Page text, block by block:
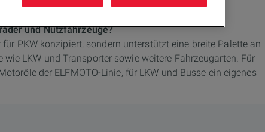
und Nutzfahrzeuge?
PKW konzipiert, sondern unterstützt eine breite Palette an
LKW und Transporter sowie weitere Fahrzeugarten. Für
der ELFMOTO-Linie, für LKW und Busse ein eigenes